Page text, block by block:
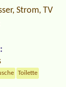
Strom, TV
Toilette